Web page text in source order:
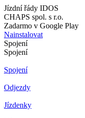
Jízdní řády IDOS
CHAPS spol. s r.o.
Zadarmo v Google Play
Nainstalovat
Spojení
Spojení
Spojení
Odjezdy
Jízdenky